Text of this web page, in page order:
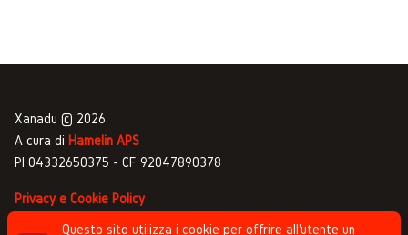
Xanadu © 2026
A cura di Hamelin APS
PI 04332650375 - CF 92047890378
Privacy e Cookie Policy
Gestione commenti
Questo sito utilizza i cookie per offrire all'utente un